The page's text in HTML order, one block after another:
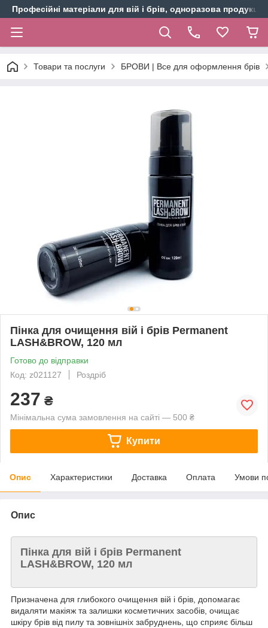
Професійні матеріали для вій і брів, одноразова продукція
Товари та послуги БРОВИ | Все для оформлення брів
Пінка для очищення вій і брів Permanent
LASH&BROW, 120 мл
Готово до відправки
Код: z021127
Роздріб
237 ₴
Мінімальна сума замовлення на сайті — 500 ₴
Купити
Опис Характеристики Доставка Оплата Умови
Опис
Пінка для вій і брів Permanent
LASH&BROW, 120 мл
Призначена для глибокого очищення вій і брів, допомагає
видаляти макіяж та залишки косметичних засобів, очищає
шкіру брів від пилу та зовнішніх забруднень, що сприяє більш